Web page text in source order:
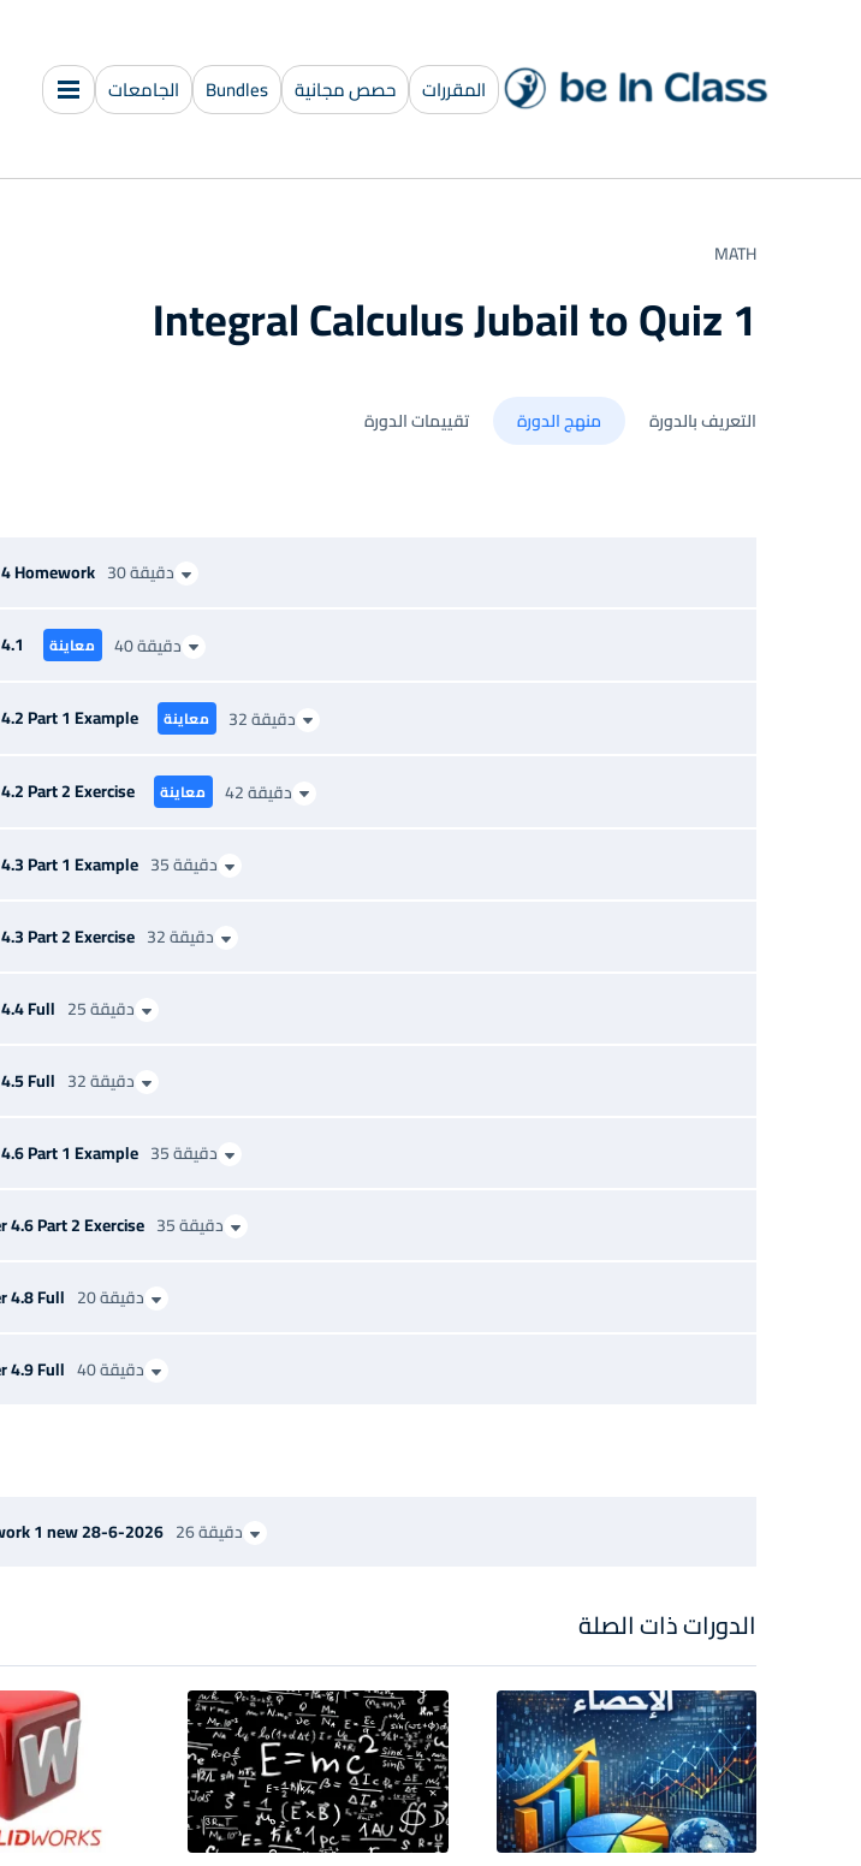
المقررات حصص مجانية Bundles الجامعات
MATH
Integral Calculus Jubail to Quiz 1
التعريف بالدورة منهج الدورة تقييمات الدورة
Homework 30 دقيقة
معاينة 40 دقيقة
Part 1 Example معاينة 32 دقيقة
Part 2 Exercise معاينة 42 دقيقة
Part 1 Example 35 دقيقة
Part 2 Exercise 32 دقيقة
Full 25 دقيقة
Full 32 دقيقة
Part 1 Example 35 دقيقة
4.6 Part 2 Exercise 35 دقيقة
4.8 Full 20 دقيقة
4.9 Full 40 دقيقة
1 new 28-6-2026 26 دقيقة
الدورات ذات الصلة